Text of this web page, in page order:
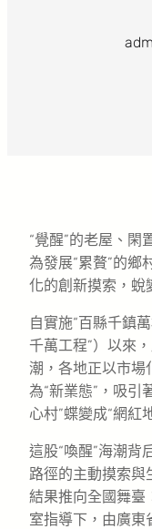
“覺醒”的老屋、閑
為發展“累贅”的鄉
化的創新摸索，蛻
自實施“百縣千鎮
千萬工程”）以來
潮，各地正以市場
為“新業態”，吸引
心村”蝶變成“網紅
這股“喚醒”海潮背
路徑的主動摸索與
結果推向全國舞臺
室指導下，由廣東